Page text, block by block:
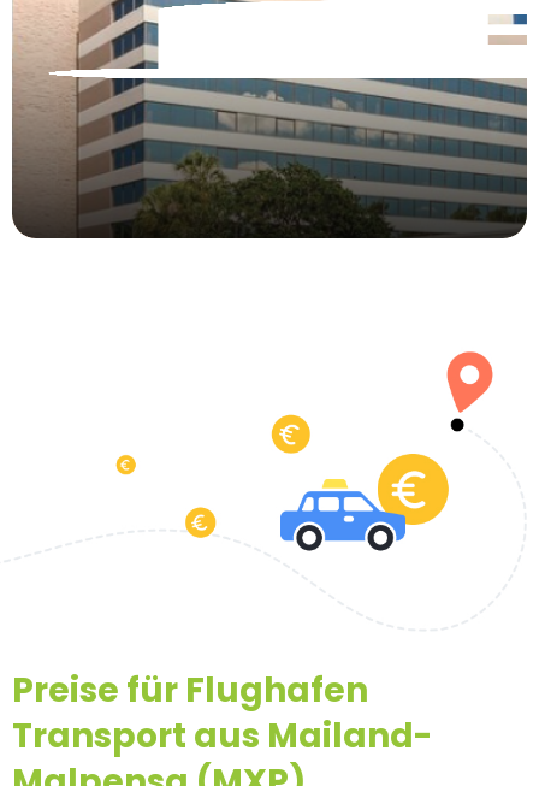
Preise für Flughafen
Transport aus Mailand-